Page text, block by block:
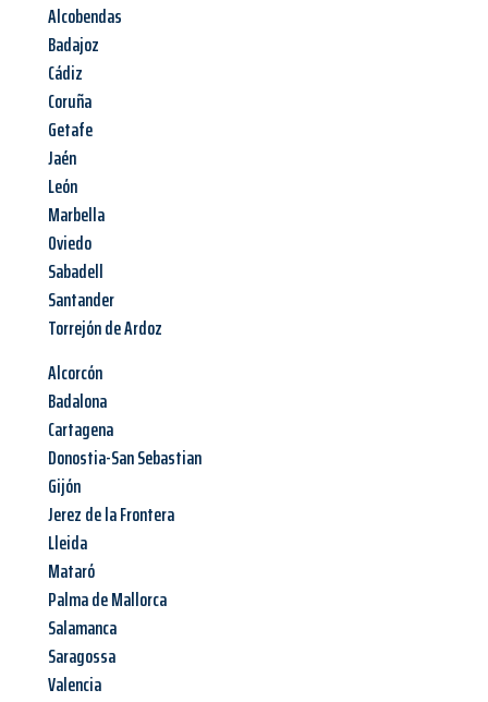
Alcobendas
Badajoz
Cádiz
Coruña
Getafe
Jaén
León
Marbella
Oviedo
Sabadell
Santander
Torrejón de Ardoz
Alcorcón
Badalona
Cartagena
Donostia-San Sebastian
Gijón
Jerez de la Frontera
Lleida
Mataró
Palma de Mallorca
Salamanca
Saragossa
Valencia